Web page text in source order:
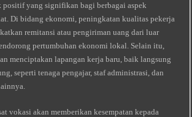
positif yang signifikan bagi berbagai aspek
Di bidang ekonomi, peningkatan kualitas pekerja
remitansi atau pengiriman uang dari luar
pertumbuhan ekonomi lokal. Selain itu,
menciptakan lapangan kerja baru, baik langsung
seperti tenaga pengajar, staf administrasi, dan
vokasi akan memberikan kesempatan kepada